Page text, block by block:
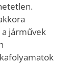
járművek